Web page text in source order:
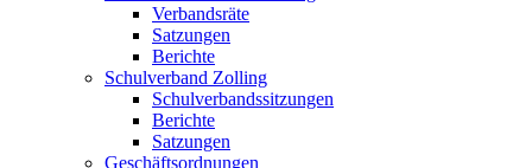
Verbandsräte
Satzungen
Berichte
Schulverband Zolling
Schulverbandssitzungen
Berichte
Satzungen
Geschäftsordnungen